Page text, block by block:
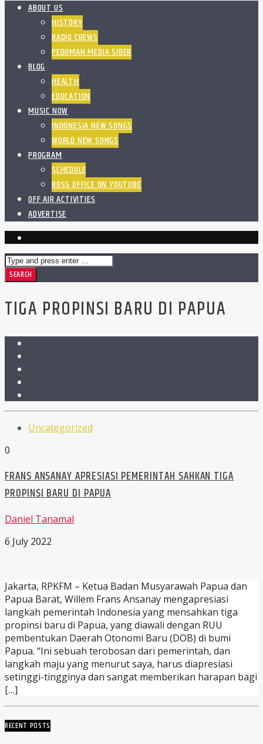
ABOUT US
HISTORY
RADIO CREWS
PEDOMAN MEDIA SIBER
BLOG
HEALTH
EDUCATION
MUSIC NOW
INDONESIA NEW SONGS
WORLD NEW SONGS
PROGRAM
SCHEDULE
BOSS OFFICE ON YOUTUBE
OFF AIR ACTIVITIES
ADVERTISE
TIGA PROPINSI BARU DI PAPUA
Uncategorized
0
FRANS ANSANAY APRESIASI PEMERINTAH SAHKAN TIGA
PROPINSI BARU DI PAPUA
Daniel Tanamal
6 July 2022
Jakarta, RPKFM – Ketua Badan Musyarawah Papua dan
Papua Barat, Willem Frans Ansanay mengapresiasi
langkah pemerintah Indonesia yang mensahkan tiga
propinsi baru di Papua, yang diawali dengan RUU
pembentukan Daerah Otonomi Baru (DOB) di bumi
Papua. “Ini sebuah terobosan dari pemerintah, dan
langkah maju yang menurut saya, harus diapresiasi
setinggi-tingginya dan sangat memberikan harapan bagi
[…]
RECENT POSTS